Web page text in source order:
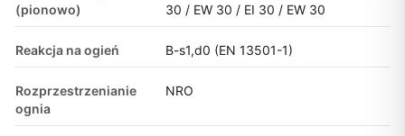
(pionowo)
30 / EW 30 / EI 30 / EW 30
Reakcja na ogień B-s1,d0 (EN 13501-1)
Rozprzestrzenianie
ognia
NRO